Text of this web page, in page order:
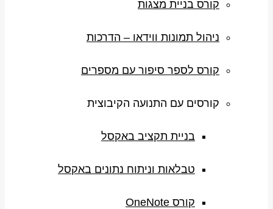
קורס בניית מצגות
ניהול תמונות ווידאו – הדרכות
קורס לספר סיפור עם מספרים
קורסים עם התנועה הקיבוצית
בניית תקציב באקסל
טבלאות וניתוח נתונים באקסל
קורס OneNote